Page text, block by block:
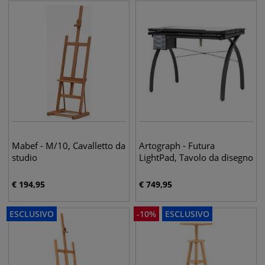
Mabef - M/10, Cavalletto da
studio
€ 194,95
Artograph - Futura
LightPad, Tavolo da disegno
€ 749,95
ESCLUSIVO -10% ESCLUSIVO